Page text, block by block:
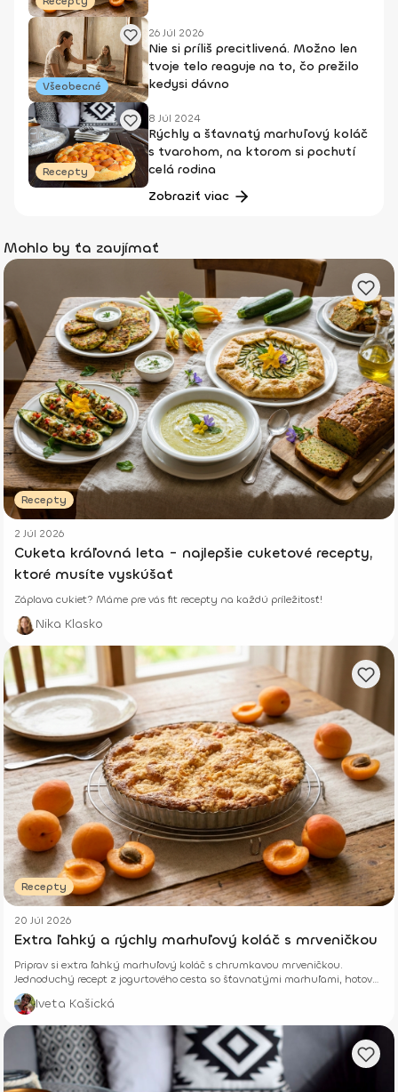
Všeobecné
26 Júl 2026
Nie si príliš precitlivená. Možno len
tvoje telo reaguje na to, čo prežilo
kedysi dávno
Recepty
8 Júl 2024
Rýchly a šťavnatý marhuľový koláč
s tvarohom, na ktorom si pochutí
celá rodina
Zobraziť viac
Mohlo by ťa zaujímať
Recepty
2 Júl 2026
Cuketa kráľovná leta - najlepšie cuketové recepty,
ktoré musíte vyskúšať
Záplava cukiet? Máme pre vás fit recepty na každú príležitosť!
Nika Klasko
Recepty
20 Júl 2026
Extra ľahký a rýchly marhuľový koláč s mrveničkou
Priprav si extra ľahký marhuľový koláč s chrumkavou mrveničkou.
Jednoduchý recept z jogurtového cesta so šťavnatými marhuľami, hotový
z pár surovín.
Iveta Kašická